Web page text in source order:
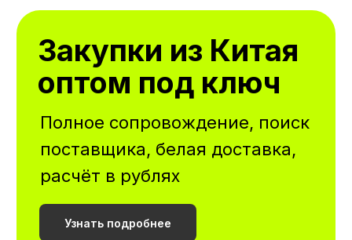
Закупки из Китая
оптом под ключ
Полное сопровождение, поиск
поставщика, белая доставка,
расчёт в рублях
Узнать подробнее